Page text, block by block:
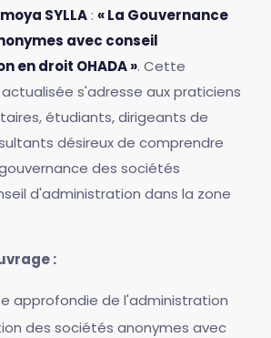
SYLLA : « La Gouvernance
avec conseil
en droit OHADA ». Cette
s'adresse aux praticiens
étudiants, dirigeants de
désireux de comprendre
des sociétés
d'administration dans la zone
:
approfondie de l'administration
des sociétés anonymes avec